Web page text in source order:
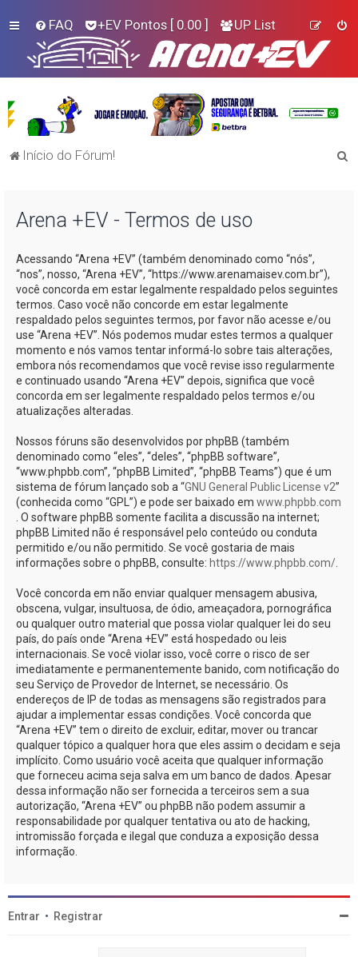
FAQ +EV Pontos [ 0.00 ] UP List
Início do Fórum!
Arena +EV - Termos de uso
Acessando “Arena +EV” (também denominado como “nós”,
“nos”, nosso, “Arena +EV”, “https://www.arenamaisev.com.br”),
você concorda em estar legalmente respaldado pelos seguintes
termos. Caso você não concorde em estar legalmente
respaldado pelos seguintes termos, por favor não acesse e/ou
use “Arena +EV”. Nós podemos mudar estes termos a qualquer
momento e nós vamos tentar informá-lo sobre tais alterações,
embora nós recomendamos que você revise isso regularmente
e continuado usando “Arena +EV” depois, significa que você
concorda em ser legalmente respaldado pelos termos e/ou
atualizações alteradas.
Nossos fóruns são desenvolvidos por phpBB (também
denominado como “eles”, “deles”, “phpBB software”,
“www.phpbb.com”, “phpBB Limited”, “phpBB Teams”) que é um
sistema de fórum lançado sob a “GNU General Public License v2”
(conhecida como “GPL”) e pode ser baixado em www.phpbb.com
. O software phpBB somente facilita a discussão na internet;
phpBB Limited não é responsável pelo conteúdo ou conduta
permitido e/ou não permitido. Se você gostaria de mais
informações sobre o phpBB, consulte: https://www.phpbb.com/
Você concorda em não enviar qualquer mensagem abusiva,
obscena, vulgar, insultuosa, de ódio, ameaçadora, pornográfica
ou qualquer outro material que possa violar qualquer lei do seu
país, do país onde “Arena +EV” está hospedado ou leis
internacionais. Se você violar isso, você corre o risco de ser
imediatamente e permanentemente banido, com notificação do
seu Serviço de Provedor de Internet, se necessário. Os
endereços de IP de todas as mensagens são registrados para
ajudar a implementar essas condições. Você concorda que
“Arena +EV” tem o direito de excluir, editar, mover ou trancar
qualquer tópico a qualquer hora que eles assim o decidam e seja
implícito. Como usuário você aceita que qualquer informação
que forneceu acima seja salva em um banco de dados. Apesar
dessa informação não ser fornecida a terceiros sem a sua
autorização, “Arena +EV” ou phpBB não podem assumir a
responsabilidade por qualquer tentativa ou ato de hacking,
intromissão forçada e ilegal que conduza a exposição dessa
informação.
Entrar • Registrar